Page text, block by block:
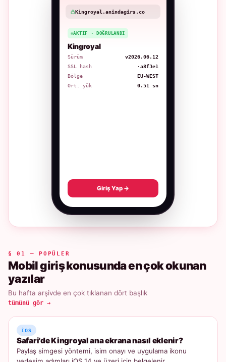
Kingroyal.anindagirs.co
AKTIF · DOĞRULANDI
Kingroyal
Sürüm
v2026.06.12
SSL hash
·a8f3e1
Bölge
EU-WEST
Ort. yük
0.51 sn
Giriş Yap →
§ 01 — POPÜLER
Mobil giriş konusunda en çok okunan
yazılar
Bu hafta arşivde en çok tıklanan dört başlık
tümünü gör →
IOS
Safari'de Kingroyal ana ekrana nasıl eklenir?
Paylaş simgesi yöntemi, isim onayı ve uygulama ikonu